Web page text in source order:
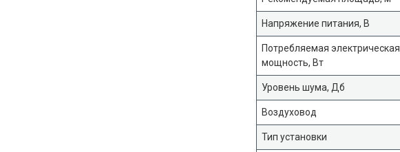
Напряжение питания, В
Потребляемая электрическая
мощность, Вт
Уровень шума, Дб
Воздуховод
Тип установки